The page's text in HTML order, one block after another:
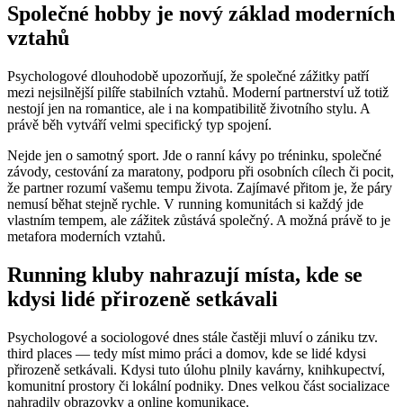
Společné hobby je nový základ moderních
vztahů
Psychologové dlouhodobě upozorňují, že společné zážitky patří
mezi nejsilnější pilíře stabilních vztahů. Moderní partnerství už totiž
nestojí jen na romantice, ale i na kompatibilitě životního stylu. A
právě běh vytváří velmi specifický typ spojení.
Nejde jen o samotný sport. Jde o ranní kávy po tréninku, společné
závody, cestování za maratony, podporu při osobních cílech či pocit,
že partner rozumí vašemu tempu života. Zajímavé přitom je, že páry
nemusí běhat stejně rychle. V running komunitách si každý jde
vlastním tempem, ale zážitek zůstává společný. A možná právě to je
metafora moderních vztahů.
Running kluby nahrazují místa, kde se
kdysi lidé přirozeně setkávali
Psychologové a sociologové dnes stále častěji mluví o zániku tzv.
third places — tedy míst mimo práci a domov, kde se lidé kdysi
přirozeně setkávali. Kdysi tuto úlohu plnily kavárny, knihkupectví,
komunitní prostory či lokální podniky. Dnes velkou část socializace
nahradily obrazovky a online komunikace.